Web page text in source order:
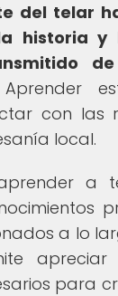
del telar
historia y
Aprender
con las
local.
a
a lo
para